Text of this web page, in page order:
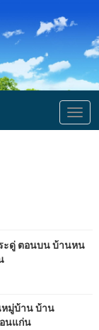
ะดู่ ตอนบน บ้านหน
หมู่บ้าน บ้าน
อนแก่น